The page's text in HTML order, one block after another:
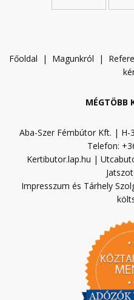
Főoldal | Magunkról |
MÉGTÖBB
Aba-Szer Fémbútor Kft. | H-
Telefon:
Kertibutor.lap.hu |
Impresszum és Tárhely